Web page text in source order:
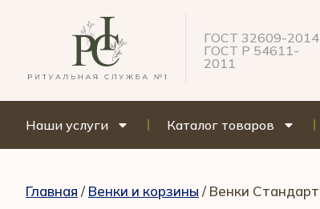
ГОСТ 32609-2014
ГОСТ Р 54611-
2011
Наши услуги Каталог товаров
Главная /Венки и корзины / Венки Стандарт